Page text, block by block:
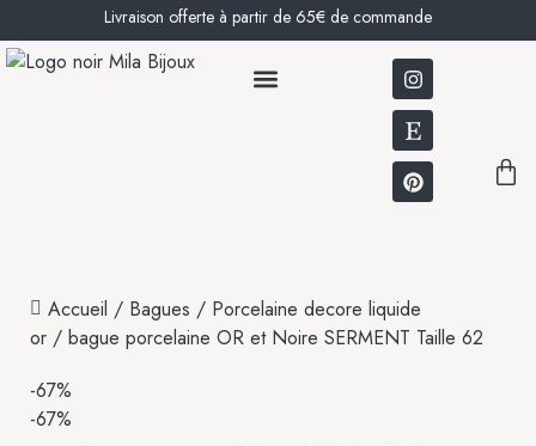
Livraison offerte à partir de 65€ de commande
Accueil / Bagues / Porcelaine decore liquide
or / bague porcelaine OR et Noire SERMENT Taille 62
-67%
-67%